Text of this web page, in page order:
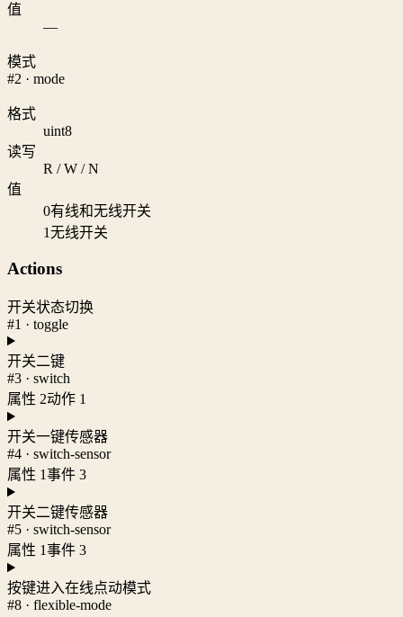
值
—
模式
#2 · mode
格式
uint8
读写
R / W / N
值
0有线和无线开关
1无线开关
Actions
开关状态切换
#1 · toggle
开关二键
#3 · switch
属性 2动作 1
开关一键传感器
#4 · switch-sensor
属性 1事件 3
开关二键传感器
#5 · switch-sensor
属性 1事件 3
按键进入在线点动模式
#8 · flexible-mode